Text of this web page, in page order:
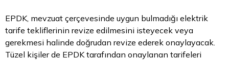
EPDK, mevzuat çerçevesinde uygun bulmadığı elektrik
tarife tekliflerinin revize edilmesini isteyecek veya
gerekmesi halinde doğrudan revize ederek onaylayacak.
Tüzel kişiler de EPDK tarafından onaylanan tarifeleri